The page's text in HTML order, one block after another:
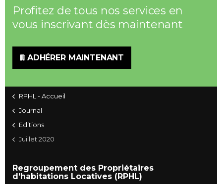
Profitez de tous nos services en
vous inscrivant dès maintenant
ADHÉRER MAINTENANT
RPHL - Accueil
Journal
Editions
Juillet 2020
Regroupement des Propriétaires
d'habitations Locatives (RPHL)